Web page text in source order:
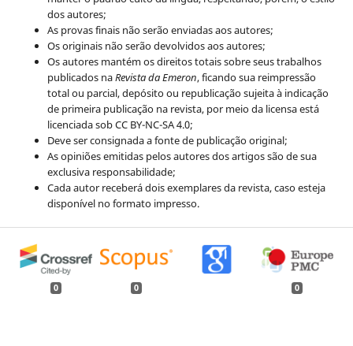
dos autores;
As provas finais não serão enviadas aos autores;
Os originais não serão devolvidos aos autores;
Os autores mantém os direitos totais sobre seus trabalhos
publicados naRevista da Emeron, ficando sua reimpressão
total ou parcial, depósito ou republicação sujeita à indicação
de primeira publicação na revista, por meio da licensa está
licenciada sob CC BY-NC-SA 4.0;
Deve ser consignada a fonte de publicação original;
As opiniões emitidas pelos autores dos artigos são de sua
exclusiva responsabilidade;
Cada autor receberá dois exemplares da revista, caso esteja
disponível no formato impresso.
0 0 0